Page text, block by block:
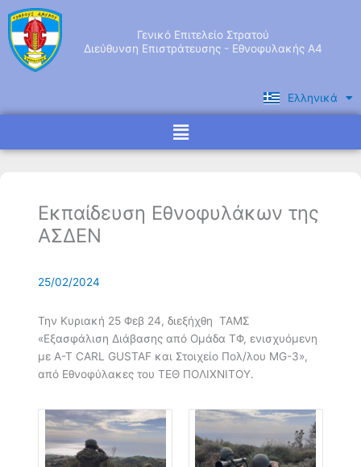
Μετάβαση
στο
περιεχόμενο
Γενικό Επιτελείο Στρατού
Διεύθυνση Επιστράτευσης - Εθνοφυλακής Α4
Ελληνικά
English
Menu
Εκπαίδευση Εθνοφυλάκων της
ΑΣΔΕΝ
25/02/2024
Την Κυριακή 25 Φεβ 24, διεξήχθη ΤΑΜΣ
«Εξασφάλιση Διάβασης από Ομάδα ΤΦ, ενισχυόμενη
με Α-Τ CARL GUSTAF και Στοιχείο Πολ/λου MG-3»,
από Εθνοφύλακες του ΤΕΘ ΠΟΛΙΧΝΙΤΟΥ.